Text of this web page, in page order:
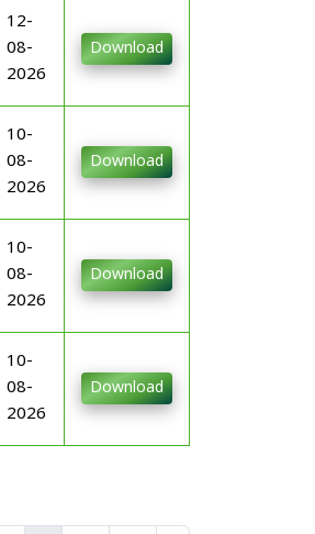
12-
08-
2026
Download
10-
08-
2026
Download
10-
08-
2026
Download
10-
08-
2026
Download